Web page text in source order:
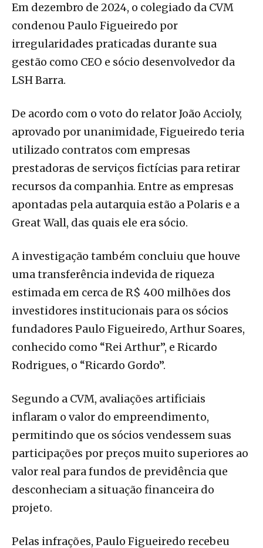
Em dezembro de 2024, o colegiado da CVM
condenou Paulo Figueiredo por
irregularidades praticadas durante sua
gestão como CEO e sócio desenvolvedor da
LSH Barra.
De acordo com o voto do relator João Accioly,
aprovado por unanimidade, Figueiredo teria
utilizado contratos com empresas
prestadoras de serviços fictícias para retirar
recursos da companhia. Entre as empresas
apontadas pela autarquia estão a Polaris e a
Great Wall, das quais ele era sócio.
A investigação também concluiu que houve
uma transferência indevida de riqueza
estimada em cerca de R$ 400 milhões dos
investidores institucionais para os sócios
fundadores Paulo Figueiredo, Arthur Soares,
conhecido como “Rei Arthur”, e Ricardo
Rodrigues, o “Ricardo Gordo”.
Segundo a CVM, avaliações artificiais
inflaram o valor do empreendimento,
permitindo que os sócios vendessem suas
participações por preços muito superiores ao
valor real para fundos de previdência que
desconheciam a situação financeira do
projeto.
Pelas infrações, Paulo Figueiredo recebeu